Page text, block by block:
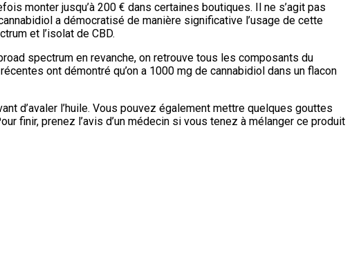
monter jusqu’à 200 € dans certaines boutiques. Il ne s’agit pas
a démocratisé de manière significative l’usage de cette
et l’isolat de CBD.
spectrum en revanche, on retrouve tous les composants du
ont démontré qu’on a 1000 mg de cannabidiol dans un flacon
d’avaler l’huile. Vous pouvez également mettre quelques gouttes
finir, prenez l’avis d’un médecin si vous tenez à mélanger ce produit